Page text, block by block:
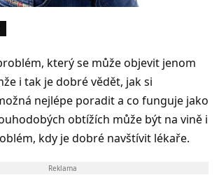
který se může objevit jenom
i tak je dobré vědět, jak si
nejlépe poradit a co funguje jako
obtížích může být na vině i
kdy je dobré navštívit lékaře.
Reklama